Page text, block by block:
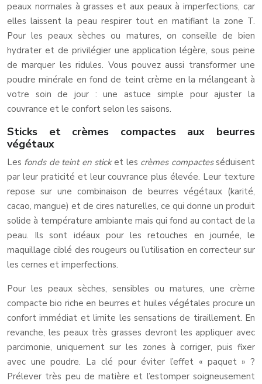
peaux normales à grasses et aux peaux à imperfections, car
elles laissent la peau respirer tout en matifiant la zone T.
Pour les peaux sèches ou matures, on conseille de bien
hydrater et de privilégier une application légère, sous peine
de marquer les ridules. Vous pouvez aussi transformer une
poudre minérale en fond de teint crème en la mélangeant à
votre soin de jour : une astuce simple pour ajuster la
couvrance et le confort selon les saisons.
Sticks et crèmes compactes aux beurres
végétaux
Les fonds de teint en sticket les crèmes compactesséduisent
par leur praticité et leur couvrance plus élevée. Leur texture
repose sur une combinaison de beurres végétaux (karité,
cacao, mangue) et de cires naturelles, ce qui donne un produit
solide à température ambiante mais qui fond au contact de la
peau. Ils sont idéaux pour les retouches en journée, le
maquillage ciblé des rougeurs ou l’utilisation en correcteur sur
les cernes et imperfections.
Pour les peaux sèches, sensibles ou matures, une crème
compacte bio riche en beurres et huiles végétales procure un
confort immédiat et limite les sensations de tiraillement. En
revanche, les peaux très grasses devront les appliquer avec
parcimonie, uniquement sur les zones à corriger, puis fixer
avec une poudre. La clé pour éviter l’effet « paquet » ?
Prélever très peu de matière et l’estomper soigneusement